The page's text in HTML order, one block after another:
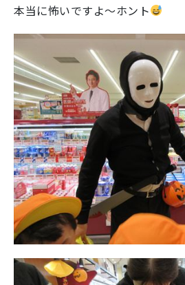
本当に怖いですよ～ホント